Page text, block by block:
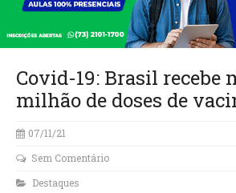
Covid-19: Brasil recebe
milhão de doses de
07/11/21
Sem Comentário
Destaques